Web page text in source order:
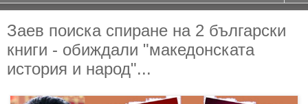
Заев поиска спиране на 2 български
книги - обиждали "македонската
история и народ"...